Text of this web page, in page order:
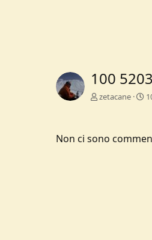
100 5203
zetacane
Non ci sono